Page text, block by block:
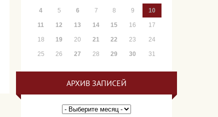
4 5 6 7 8 9 10
11 12 13 14 15 16 17
18 19 20 21 22 23 24
25 26 27 28 29 30 31
АРХИВ ЗАПИСЕЙ